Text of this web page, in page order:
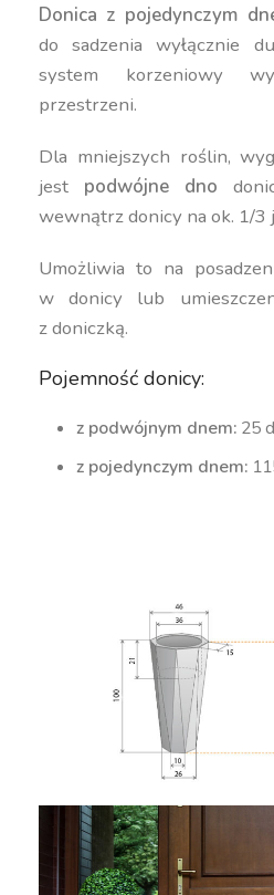
Donica z pojedynczym
do sadzenia wyłącznie
system korzeniowy
przestrzeni.
Dla mniejszych roślin,
jest podwójne dno
wewnątrz donicy na ok. 1/3
Umożliwia to na
w donicy lub
z doniczką.
Pojemność donicy:
z podwójnym dnem: 25
z pojedynczym dnem: